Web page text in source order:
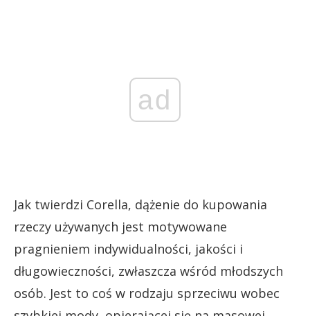
ad
Jak twierdzi Corella, dążenie do kupowania
rzeczy używanych jest motywowane
pragnieniem indywidualności, jakości i
długowieczności, zwłaszcza wśród młodszych
osób. Jest to coś w rodzaju sprzeciwu wobec